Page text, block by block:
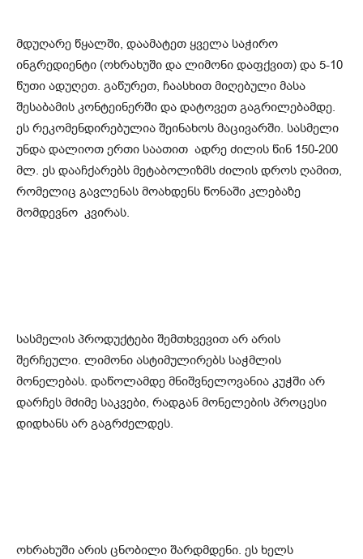
მდუღარე წყალში, დაამატეთ ყველა საჭირო
ინგრედიენტი (ოხრახუში და ლიმონი დაფქვით) და 5-10
წუთი ადუღეთ. გაწურეთ, ჩაასხით მიღებული მასა
შესაბამის კონტეინერში და დატოვეთ გაგრილებამდე.
ეს რეკომენდირებულია შეინახოს მაცივარში. სასმელი
უნდა დალიოთ ერთი საათით ადრე ძილის წინ 150-200
მლ. ეს დააჩქარებს მეტაბოლიზმს ძილის დროს ღამით,
რომელიც გავლენას მოახდენს წონაში კლებაზე
მომდევნო კვირას.
სასმელის პროდუქტები შემთხვევით არ არის
შერჩეული. ლიმონი ასტიმულირებს საჭმლის
მონელებას. დაწოლამდე მნიშვნელოვანია კუჭში არ
დარჩეს მძიმე საკვები, რადგან მონელების პროცესი
დიდხანს არ გაგრძელდეს.
ოხრახუში არის ცნობილი შარდმდენი. ეს ხელს